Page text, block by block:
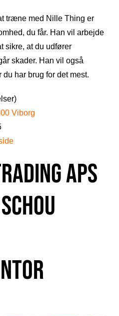
træne med Nille Thing er
du får. Han vil arbejde
sikre, at du udfører
skader. Han vil også
har brug for det mest.
Viborg
Aps